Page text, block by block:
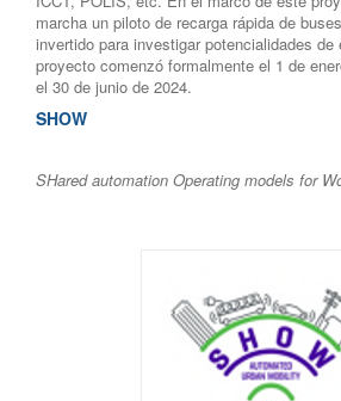
marcha un piloto de recarga rápida de
invertido para investigar potencialidades
proyecto comenzó formalmente el 1 de
el 30 de junio de 2024.
SHOW
SHared automation Operating models for